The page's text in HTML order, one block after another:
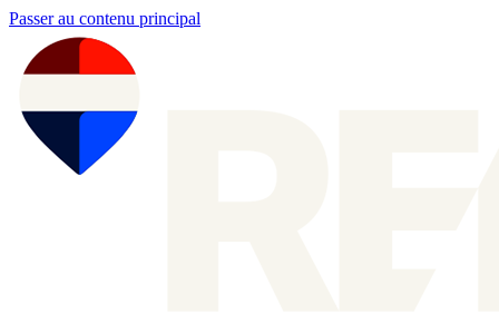
Passer au contenu principal